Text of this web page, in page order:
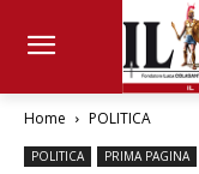
Home POLITICA
POLITICA PRIMA PAGINA